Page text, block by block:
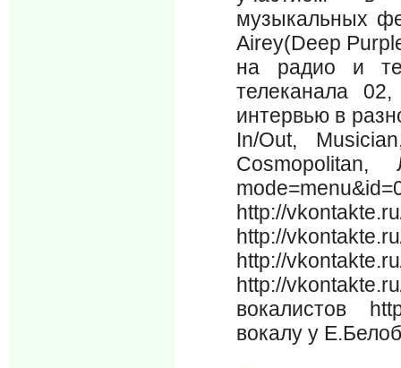
музыкальных
Airey(Deep
на радио и
телеканала
интервью в
In/Out,
http://
http://
http://
http://
вокалистов
вокалу у